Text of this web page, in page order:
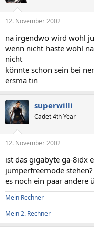
12. November 2002
na irgendwo wird wohl
wenn nicht haste wohl
nicht
könnte schon sein bei
ersma tin
superwilli
Cadet 4th Year
12. November 2002
ist das gigabyte ga-8idx
jumperfreemode
es noch ein paar andere
Mein Rechner
Mein 2. Rechner